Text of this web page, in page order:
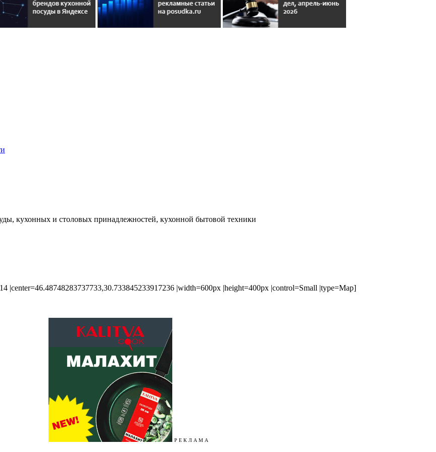
кухонных и столовых принадлежностей, кухонной бытовой техники
|center=46.48748283737733,30.733845233917236 |width=600px |height=400px |control=Small |type=Map]
Р Е К Л А М А